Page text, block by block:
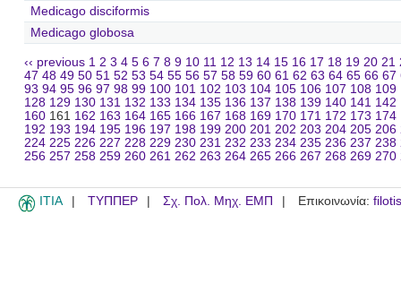
Medicago disciformis
Medicago globosa
‹‹ previous 1 2 3 4 5 6 7 8 9 10 11 12 13 14 15 16 17 18 19 20 21
47 48 49 50 51 52 53 54 55 56 57 58 59 60 61 62 63 64 65 66 67
93 94 95 96 97 98 99 100 101 102 103 104 105 106 107 108 109
128 129 130 131 132 133 134 135 136 137 138 139 140 141 142
160 161 162 163 164 165 166 167 168 169 170 171 172 173 174
192 193 194 195 196 197 198 199 200 201 202 203 204 205 206
224 225 226 227 228 229 230 231 232 233 234 235 236 237 238
256 257 258 259 260 261 262 263 264 265 266 267 268 269 270
ITIA ΤΥΠΠΕΡ Σχ. Πολ. Μηχ. ΕΜΠ Επικοινωνία: